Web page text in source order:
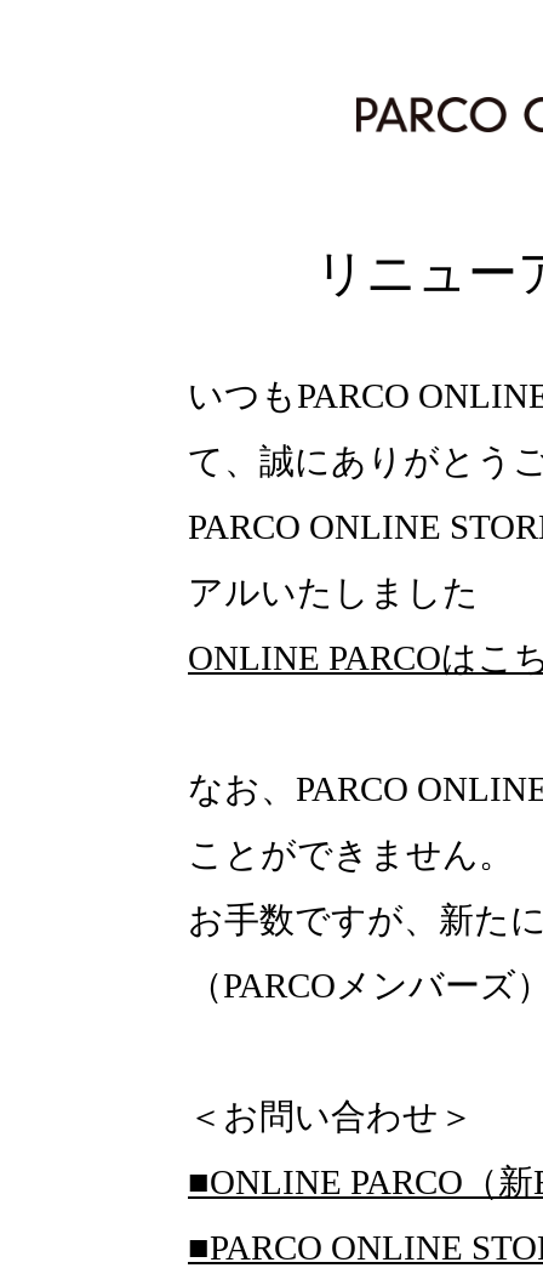
リニュー
いつもPARCO
て、誠にありがとう
PARCO ONLINE
アルいたしました
ONLINE PARCOはこ
なお、PARCO
ことができません。
お手数ですが、新た
（PARCOメンバー
＜お問い合わせ＞
■ONLINE PARCO（新
■PARCO ONLINE